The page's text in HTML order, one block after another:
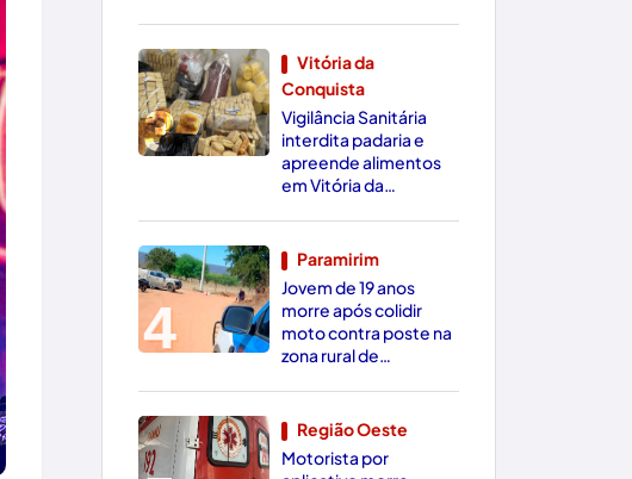
3
Vitória da
Conquista
Vigilância Sanitária
interdita padaria e
apreende alimentos
em Vitória da
4
Paramirim
Jovem de 19 anos
morre após colidir
moto contra poste na
zona rural de
Região Oeste
Motorista por